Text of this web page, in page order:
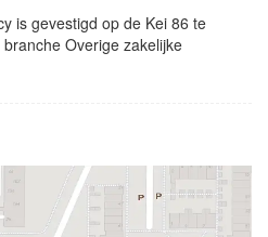
is gevestigd op de Kei 86 te
Overige zakelijke